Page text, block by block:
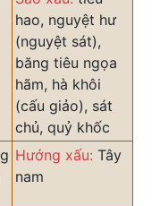
hao, nguyệt hư
(nguyệt sát),
băng tiêu ngọa
hãm, hà khôi
(cấu giảo), sát
chủ, quỷ khốc
Hướng xấu: Tây
nam